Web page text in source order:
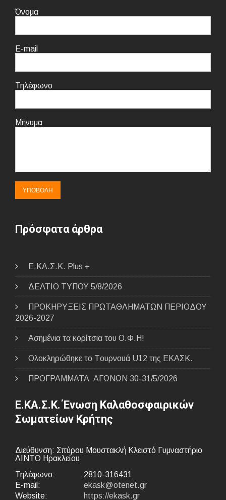
Όνομα
E-mail
Τηλέφωνο
Μήνυμα
Πρόσφατα άρθρα
E.ΚΑ.Σ.Κ. Plus +
ΔΕΛΤΙΟ ΤΥΠΟΥ 5/8/2026
ΠΡΟΚΗΡΥΞΕΙΣ ΠΡΩΤΑΘΛΗΜΑΤΩΝ ΠΕΡΙΟΔΟΥ
2026-2027
Ασημένια τα κορίτσια του Ο.Φ.Η!
Ολοκληρώθηκε το Tουρνουά U12 της ΕΚΑΣΚ.
ΠΡΟΓΡΑΜΜΑΤΑ ΑΓΩΝΩΝ 30-31/5/2026
Ε.ΚΑ.Σ.Κ. Ένωση Καλαθοσφαιρικών
Σωματείων Κρήτης
Διεύθυνση: Σπύρου Μουστακλή Κλειστό Γυμναστήριο
ΛΙΝΤΟ Ηρακλείου
Τηλέφωνο:
2810-316431
E-mail:
ekask@otenet.gr
Website:
https://ekask.gr